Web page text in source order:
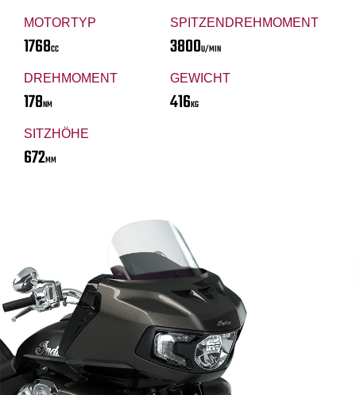
MOTORTYP
1768CC
SPITZENDREHMOMENT
3800U/MIN
DREHMOMENT
178NM
GEWICHT
416KG
SITZHÖHE
672MM